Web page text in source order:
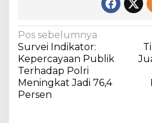
N
a
v
i
g
Pos sebelumnya
Survei Indikator:
Kepercayaan Publik
Terhadap Polri
Meningkat Jadi 76,4
Persen